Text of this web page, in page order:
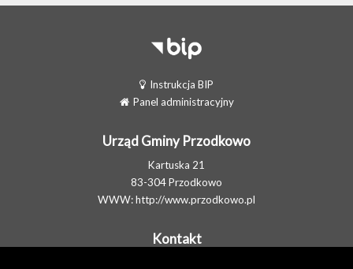
Instrukcja BIP
Panel administracyjny
Urząd Gminy Przodkowo
Kartuska 21
83-304 Przodkowo
WWW:http://www.przodkowo.pl
Kontakt